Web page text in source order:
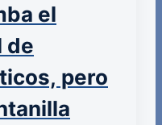
el
de
pero